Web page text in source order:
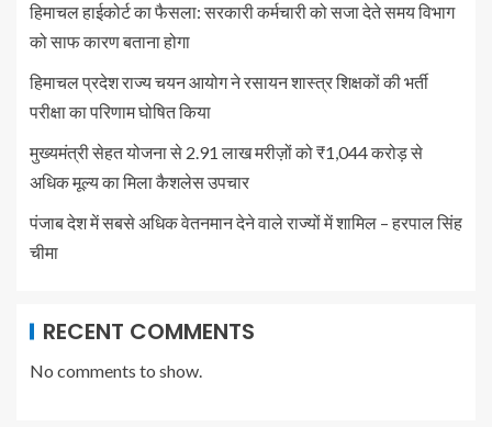
हिमाचल हाईकोर्ट का फैसला: सरकारी कर्मचारी को सजा देते समय विभाग
को साफ कारण बताना होगा
हिमाचल प्रदेश राज्य चयन आयोग ने रसायन शास्त्र शिक्षकों की भर्ती
परीक्षा का परिणाम घोषित किया
मुख्यमंत्री सेहत योजना से 2.91 लाख मरीज़ों को ₹1,044 करोड़ से
अधिक मूल्य का मिला कैशलेस उपचार
पंजाब देश में सबसे अधिक वेतनमान देने वाले राज्यों में शामिल – हरपाल सिंह
चीमा
RECENT COMMENTS
No comments to show.